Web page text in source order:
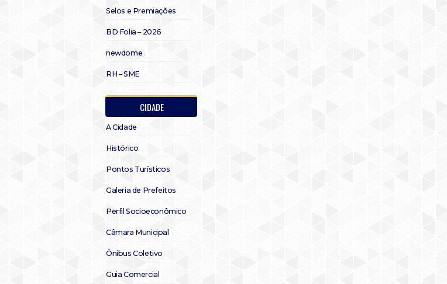
Selos e Premiações
BD Folia – 2026
newdome
RH – SME
CIDADE
A Cidade
Histórico
Pontos Turísticos
Galeria de Prefeitos
Perfil Socioeconômico
Câmara Municipal
Ônibus Coletivo
Guia Comercial